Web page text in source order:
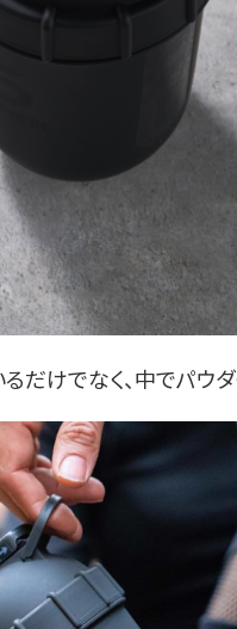
けでなく、中でパウダ